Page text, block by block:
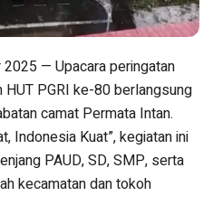
— Upacara peringatan
HUT PGRI ke-80 berlangsung
camat Permata Intan.
Indonesia Kuat”, kegiatan ini
PAUD, SD, SMP, serta
kecamatan dan tokoh